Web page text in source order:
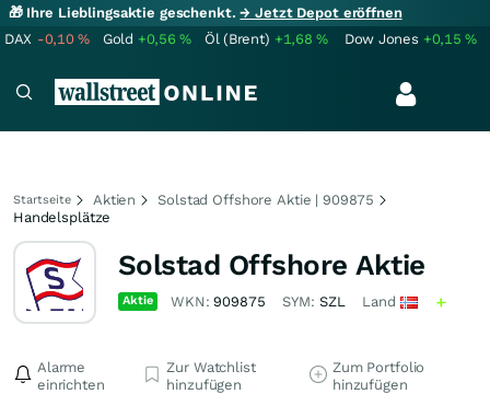
🎁 Ihre Lieblingsaktie geschenkt.→ Jetzt Depot eröffnen
DAX -0,10% Gold +0,56% Öl (Brent) +1,68% Dow Jones +0,15%
Startseite Aktien
Solstad Offshore Aktie | 909875
Handelsplätze
Solstad Offshore Aktie
Aktie WKN:909875 SYM: SZL Land
Alarme
einrichten
Zur Watchlist
hinzufügen
Zum Portfolio
hinzufügen